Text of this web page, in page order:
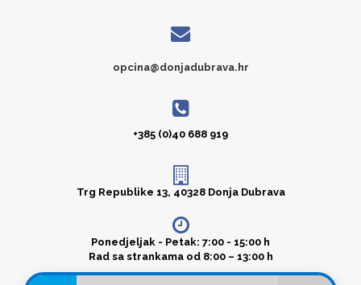
opcina@donjadubrava.hr
+385 (0)40 688 919
Trg Republike 13, 40328 Donja Dubrava
Ponedjeljak - Petak: 7:00 - 15:00 h
Rad sa strankama od 8:00 – 13:00 h